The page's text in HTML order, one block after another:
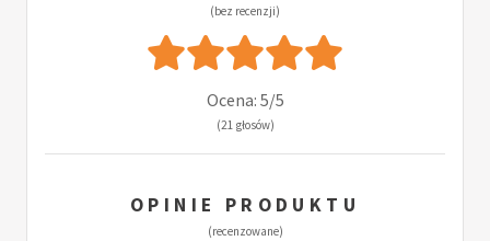
(bez recenzji)
Ocena: 5/5
(21 głosów)
OPINIE PRODUKTU
(recenzowane)